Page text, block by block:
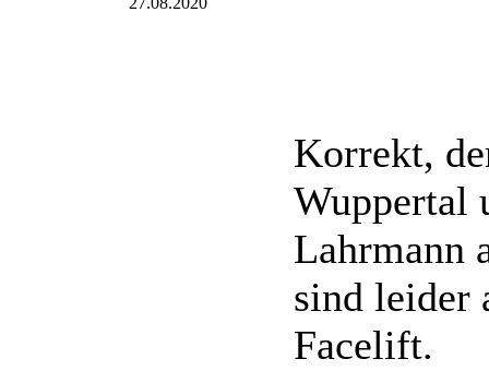
Korrekt,
Wuppertal
Lahrmann
sind leider
Facelift.